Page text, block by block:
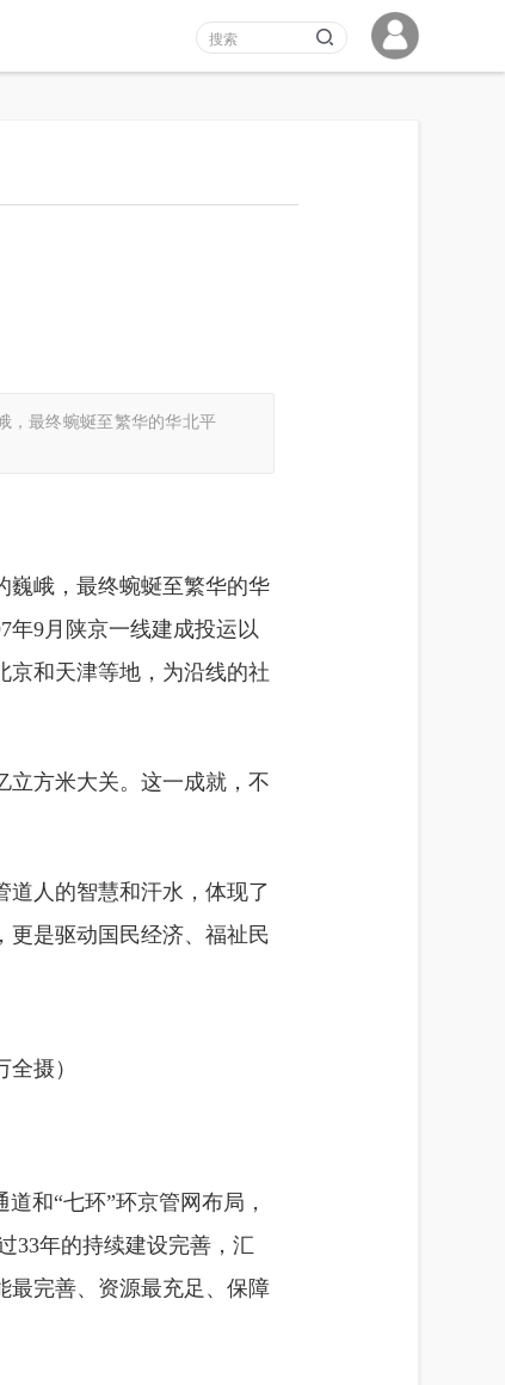
，最终蜿蜒至繁华的华北平
巍峨，最终蜿蜒至繁华的华
年9月陕京一线建成投运以
京和天津等地，为沿线的社
立方米大关。这一成就，不
道人的智慧和汗水，体现了
更是驱动国民经济、福祉民
摄）
和“七环”环京管网布局，
33年的持续建设完善，汇
最完善、资源最充足、保障